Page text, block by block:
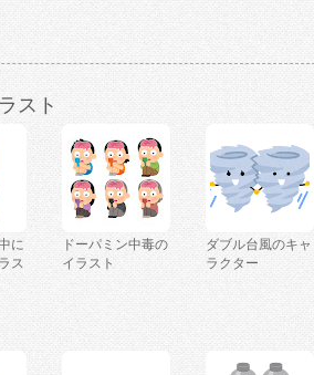
スト
に
ス
ドーパミン中毒の
イラスト
ダブル台風のキャ
ラクター